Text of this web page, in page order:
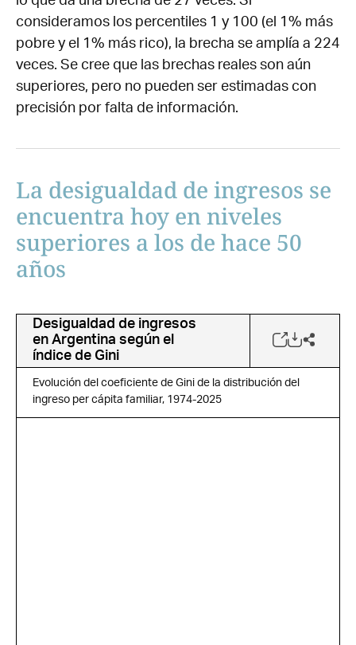
consideramos los percentiles 1 y 100 (el 1% más
pobre y el 1% más rico), la brecha se amplía a 224
veces. Se cree que las brechas reales son aún
superiores, pero no pueden ser estimadas con
precisión por falta de información.
La desigualdad de ingresos se
encuentra hoy en niveles
superiores a los de hace 50
años
Desigualdad de ingresos
en Argentina según el
índice de Gini
Evolución del coeficiente de Gini de la distribución del
ingreso per cápita familiar, 1974-2025